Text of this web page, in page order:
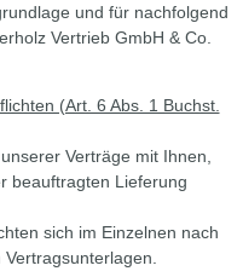
und für nachfolgend
Vertrieb GmbH & Co.
(Art. 6 Abs. 1 Buchst.
Verträge mit Ihnen,
beauftragten Lieferung
sich im Einzelnen nach